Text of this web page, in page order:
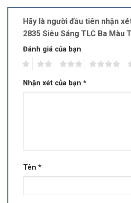
Hãy là người đầu tiên nhận
2835 Siêu Sáng TLC Ba Màu
Đánh giá của bạn
Nhận xét của bạn *
Tên *